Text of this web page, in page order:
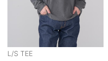
L/S TEE